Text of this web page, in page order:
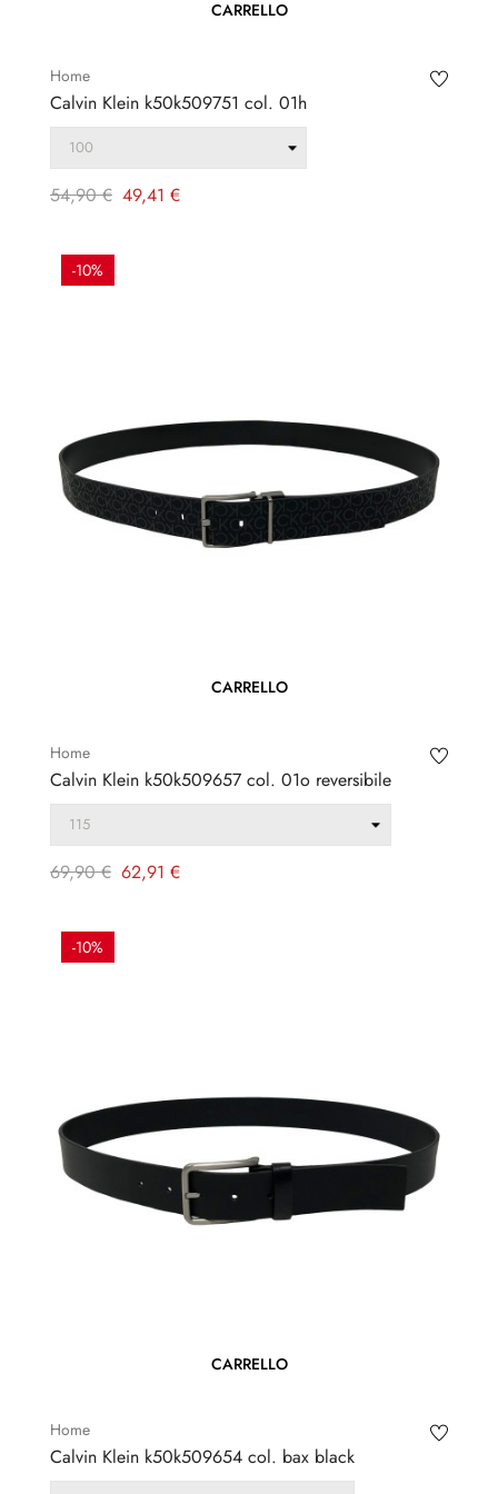
CARRELLO
Home
Calvin Klein k50k509751 col. 01h
Prezzo
54,90 € Prezzo
49,41 €
-10%
CARRELLO
Home
Calvin Klein k50k509657 col. 01o reversibile
Prezzo
69,90 € Prezzo
62,91 €
-10%
CARRELLO
Home
Calvin Klein k50k509654 col. bax black